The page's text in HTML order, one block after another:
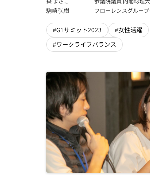
駒崎 弘樹
フローレンスグルー
#G1サミット2023
#女性活躍
#ワークライフバランス